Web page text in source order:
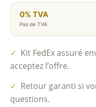
0% TVA
Pas de TVA
✓ Kit FedEx assuré
acceptez l’offre.
✓ Retour garanti si
questions.